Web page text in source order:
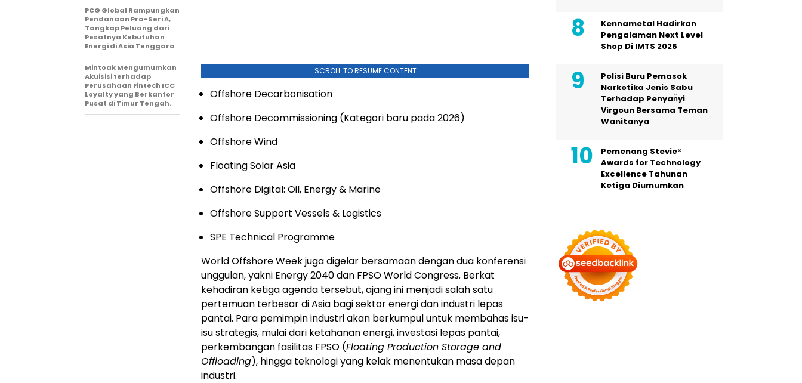
SCROLL TO RESUME CONTENT
Offshore Decarbonisation
Offshore Decommissioning (Kategori baru pada 2026)
Offshore Wind
Floating Solar Asia
Offshore Digital: Oil, Energy & Marine
Offshore Support Vessels & Logistics
SPE Technical Programme
World Offshore Week juga digelar bersamaan dengan dua konferensi
unggulan, yakni Energy 2040 dan FPSO World Congress. Berkat
kehadiran ketiga agenda tersebut, ajang ini menjadi salah satu
pertemuan terbesar di Asia bagi sektor energi dan industri lepas
pantai. Para pemimpin industri akan berkumpul untuk membahas isu-
isu strategis, mulai dari ketahanan energi, investasi lepas pantai,
perkembangan fasilitas FPSO (Floating Production Storage and
Offloading), hingga teknologi yang kelak menentukan masa depan
industri.
PCG Global Rampungkan
Pendanaan Pra-Seri A,
Tangkap Peluang dari
Pesatnya Kebutuhan
Energi di Asia Tenggara
Mintoak Mengumumkan
Akuisisi terhadap
Perusahaan Fintech ICC
Loyalty yang Berkantor
Pusat di Timur Tengah.
Kennametal Hadirkan
Pengalaman Next Level
Shop Di IMTS 2026
Polisi Buru Pemasok
Narkotika Jenis Sabu
Terhadap Penyan̈yi
Virgoun Bersama Teman
Wanitanya
Pemenang Stevie®
Awards for Technology
Excellence Tahunan
Ketiga Diumumkan